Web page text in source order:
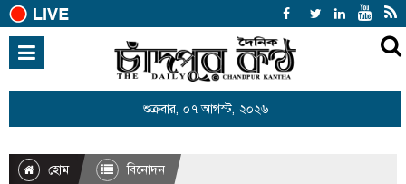
শুক্রবার, ০৭ আগস্ট, ২০২৬
হোম
জাতীয়
আন্তর্জাতিক
রাজনীতি
হোম বিনোদন